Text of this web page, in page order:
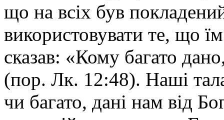
що на всіх був
використовувати те, що
сказав: «Кому багато
(пор. Лк. 12:48). Наші
чи багато, дані нам від